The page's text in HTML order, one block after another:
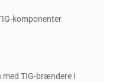
komponenter
TIG-brændere i